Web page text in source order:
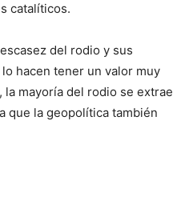
catalíticos.
del rodio y sus
hacen tener un valor muy
la mayoría del rodio se extrae
que la geopolítica también